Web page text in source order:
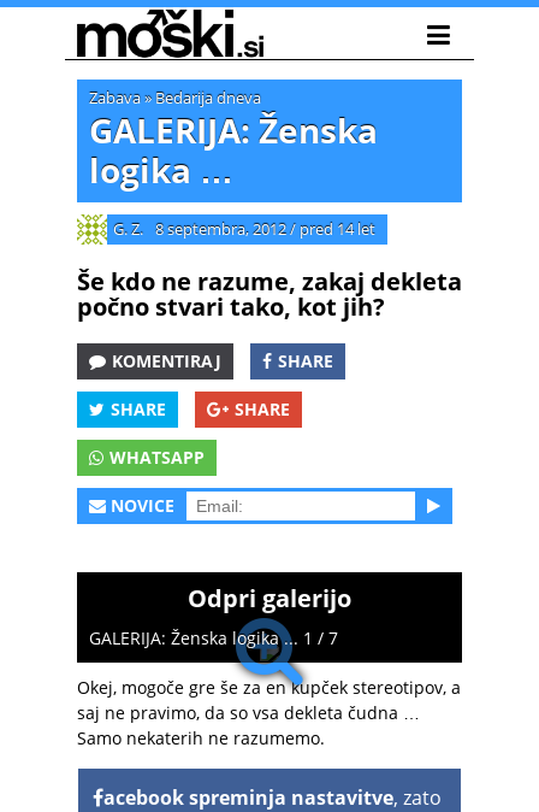
Zabava» Bedarija dneva
GALERIJA: Ženska
logika …
G. Z. 8 septembra, 2012/ pred 14 let
Še kdo ne razume, zakaj dekleta
počno stvari tako, kot jih?
KOMENTIRAJ SHARE
SHARE SHARE
WHATSAPP
NOVICE
Odpri galerijo
GALERIJA: Ženska logika ... 1 / 7
Okej, mogoče gre še za en kupček stereotipov, a
saj ne pravimo, da so vsa dekleta čudna …
Samo nekaterih ne razumemo.
acebook spreminja nastavitve, zato